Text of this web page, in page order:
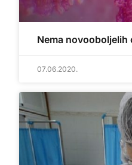
Nema
07.06.2020.